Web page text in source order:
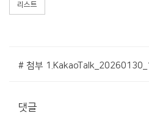
리스트
# 첨부
댓글